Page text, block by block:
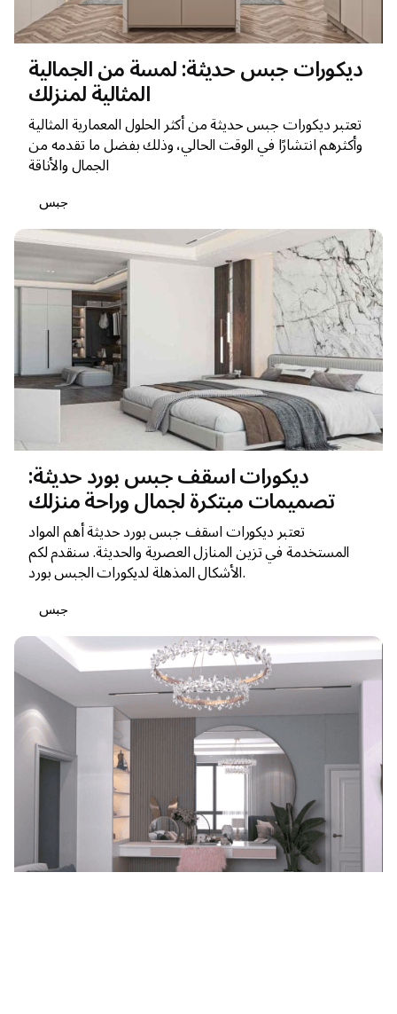
ديكورات جبس حديثة: لمسة من الجمالية
تعتبر ديكورات جبس حديثة من أكثر الحلول المعمارية المثالية
وأكثرهم انتشارًا في الوقت الحالي، وذلك بفضل ما تقدمه من
الجمال والأناقة
جبس
ديكورات اسقف جبس بورد حديثة:
تصميمات مبتكرة لجمال وراحة منزلك
تعتبر ديكورات اسقف جبس بورد حديثة أهم المواد
المستخدمة في تزين المنازل العصرية والحديثة. سنقدم لكم
الأشكال المذهلة لديكورات الجبس بورد.
جبس